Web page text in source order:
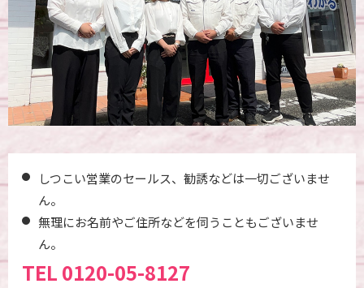
しつこい営業のセールス、勧誘などは一切ございませ
ん。
無理にお名前やご住所などを伺うこともございませ
ん。
TEL 0120-05-8127